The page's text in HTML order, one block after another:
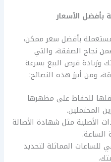
بأفضل الأسعار
بأفضل سعر ممكن،
نجاح الصفقة، والتي
فرص البيع بسرعة
ومن أبرز هذه النصائح:
للحفاظ على مظهرها
المحتملين.
الأصلية مثل شهادة الأصالة
الساعة.
للساعات المماثلة لتحديد